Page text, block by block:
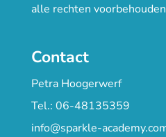
alle rechten voorbehouden
Contact
Petra Hoogerwerf
Tel.: 06-48135359
info@sparkle-